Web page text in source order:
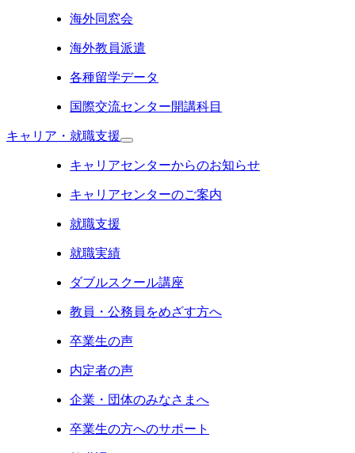
海外同窓会
海外教員派遣
各種留学データ
国際交流センター開講科目
キャリア・就職支援
キャリアセンターからのお知らせ
キャリアセンターのご案内
就職支援
就職実績
ダブルスクール講座
教員・公務員をめざす方へ
卒業生の声
内定者の声
企業・団体のみなさまへ
卒業生の方へのサポート